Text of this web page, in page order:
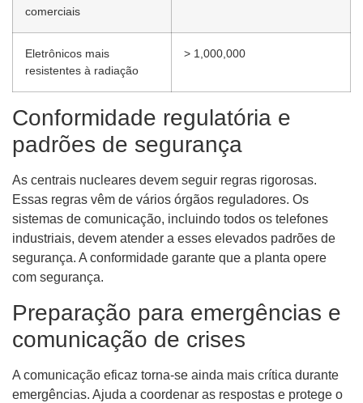
comerciais
Eletrônicos mais
resistentes à radiação
> 1,000,000
Conformidade regulatória e
padrões de segurança
As centrais nucleares devem seguir regras rigorosas.
Essas regras vêm de vários órgãos reguladores. Os
sistemas de comunicação, incluindo todos os telefones
industriais, devem atender a esses elevados padrões de
segurança. A conformidade garante que a planta opere
com segurança.
Preparação para emergências e
comunicação de crises
A comunicação eficaz torna-se ainda mais crítica durante
emergências. Ajuda a coordenar as respostas e protege o